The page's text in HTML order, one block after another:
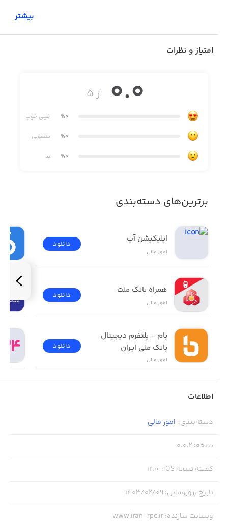
بیشتر
امتیاز و نظرات
از ۵ 0.0
٪0 خیلی خوب
٪0 معمولی
٪0 بد
برترین‌های دسته‌بندی
اپلیکیشن آپ
امور ‌مالی
دانلود
همراه بانک ملت
امور ‌مالی
دانلود
بانک ملی ایران
امور ‌مالی
دانلود
اطلاعات
دسته‌بندی: امور ‌مالی
نسخه:
0.0.2
کمینه نسخه iOS :
12.0
تاریخ بروزرسانی: ۱۴۰۳/۰۲/۰۹
وبسایت سازنده:
www.iran-rpc.ir